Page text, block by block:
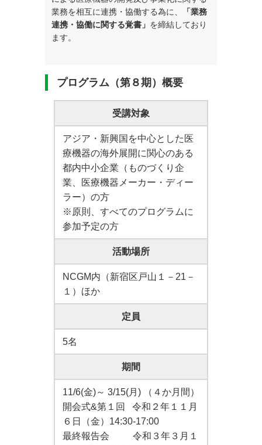
業務を相互に連携・協働する為に、
「業務
連携・協働に関する覚書」 を締結しており
ます。
プログラム（第８期）概要
受講対象
アジア・新興国を中心とした医
療機器の海外展開に関心のある
都内中小企業（ものづくり企
業、医療機器メーカー・ディー
ラー）の方
※原則、すべてのプログラムに
参加予定の方
活動場所
NCGM内（新宿区戸山１－21－
１）ほか
定員
5名
期間
11/6(金)～ 3/15(月) （４か月間）
開会式&第１回 令和２年１１月
６日（金）14:30-17:00
最終報告会 令和３年３月１